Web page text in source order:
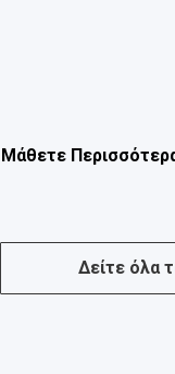
Μάθετε
Δείτε όλα